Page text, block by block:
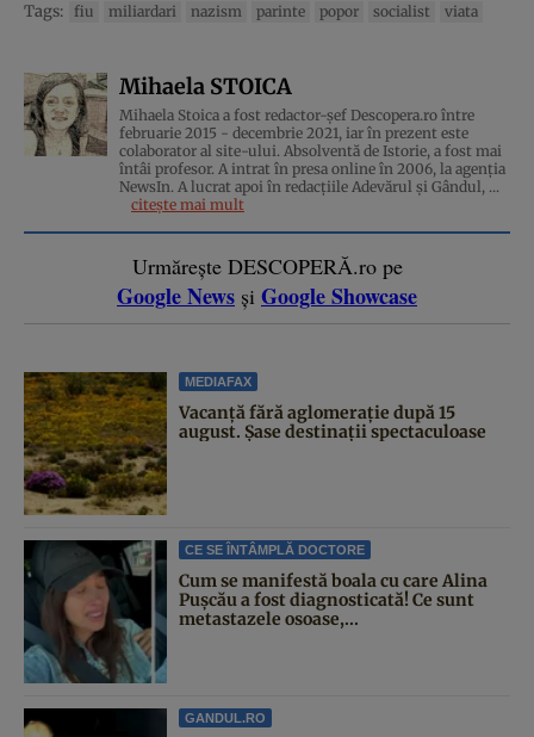
Tags: fiu miliardari nazism parinte popor socialist viata
Mihaela STOICA
Mihaela Stoica a fost redactor-șef Descopera.ro între
februarie 2015 - decembrie 2021, iar în prezent este
colaborator al site-ului. Absolventă de Istorie, a fost mai
întâi profesor. A intrat în presa online în 2006, la agenţia
NewsIn. A lucrat apoi în redacţiile Adevărul şi Gândul, ...
citește mai mult
Urmărește DESCOPERĂ.ro pe
Google News și Google Showcase
MEDIAFAX
Vacanță fără aglomerație după 15
august. Șase destinații spectaculoase
CE SE ÎNTÂMPLĂ DOCTORE
Cum se manifestă boala cu care Alina
Pușcău a fost diagnosticată! Ce sunt
metastazele osoase,...
GANDUL.RO